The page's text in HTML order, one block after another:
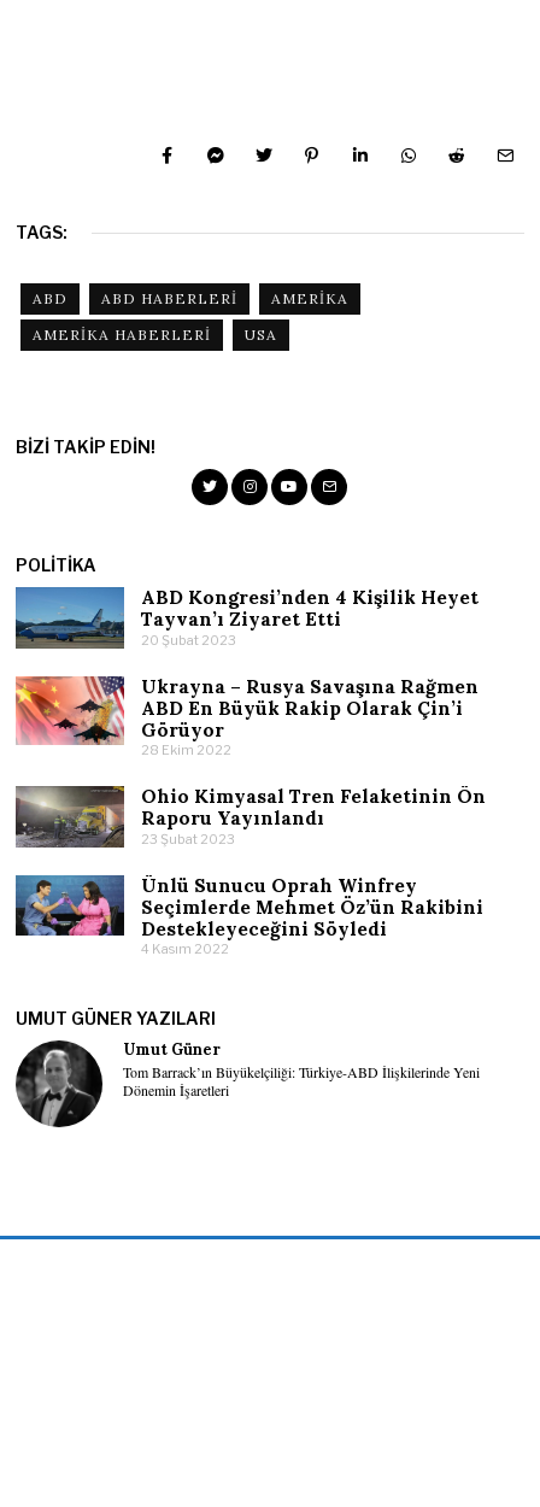
TAGS:
ABD ABD HABERLERI
AMERIKA
AMERIKA HABERLERI
USA
BIZI TAKIP EDIN!
POLITIKA
ABD Kongresi’nden 4 Kişilik Heyet
Tayvan’ı Ziyaret Etti
20 Şubat 2023
Ukrayna – Rusya Savaşına Rağmen
ABD En Büyük Rakip Olarak Çin’i
Görüyor
28 Ekim 2022
Ohio Kimyasal Tren Felaketinin Ön
Raporu Yayınlandı
23 Şubat 2023
Ünlü Sunucu Oprah Winfrey
Seçimlerde Mehmet Öz’ün Rakibini
Destekleyeceğini Söyledi
4 Kasım 2022
UMUT GÜNER YAZILARI
Umut Güner
Tom Barrack’ın Büyükelçiliği: Türkiye-ABD İlişkilerinde Yeni
Dönemin İşaretleri